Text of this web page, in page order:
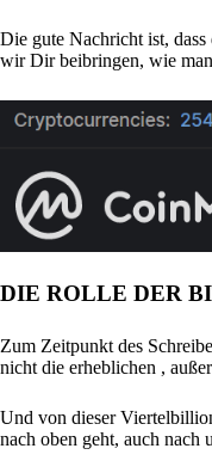
Die gute Nachricht ist,
wir Dir beibringen, wie
DIE ROLLE DER
Zum Zeitpunkt des
nicht die erheblichen ,
Und von dieser
nach oben geht, auch nach